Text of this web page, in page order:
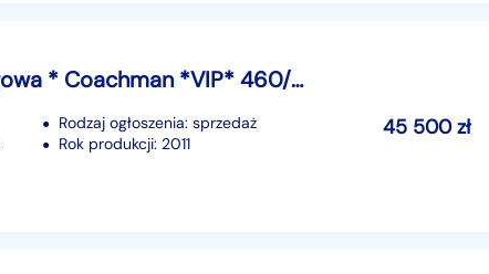
Inna Przyczepa kampingowa * Coachman *VIP* 460/2 * 2011 r *
Rodzaj ogłoszenia: sprzedaż
Rok produkcji: 2011
45 500zł